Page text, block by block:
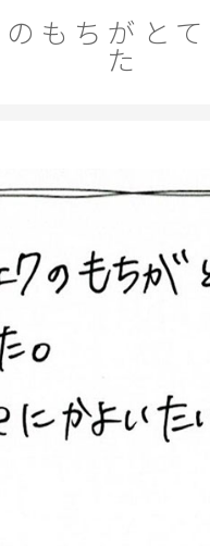
もちがと
た